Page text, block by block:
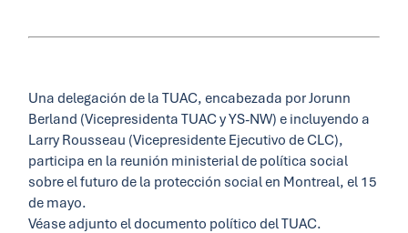
Una delegación de la TUAC, encabezada por Jorunn
Berland (Vicepresidenta TUAC y YS-NW) e incluyendo a
Larry Rousseau (Vicepresidente Ejecutivo de CLC),
participa en la reunión ministerial de política social
sobre el futuro de la protección social en Montreal, el 15
de mayo.
Véase adjunto el documento político del TUAC.